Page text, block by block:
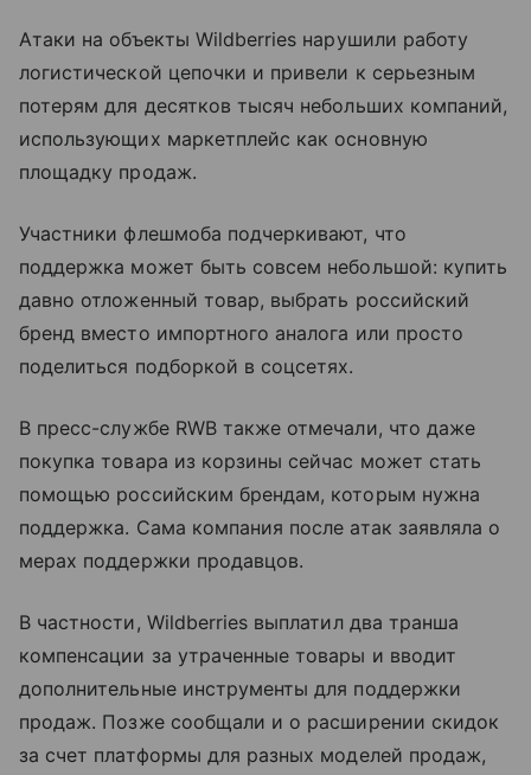
Атаки на объекты Wildberries нарушили работу
логистической цепочки и привели к серьезным
потерям для десятков тысяч небольших компаний,
использующих маркетплейс как основную
площадку продаж.
Участники флешмоба подчеркивают, что
поддержка может быть совсем небольшой: купить
давно отложенный товар, выбрать российский
бренд вместо импортного аналога или просто
поделиться подборкой в соцсетях.
В пресс-службе RWB также отмечали, что даже
покупка товара из корзины сейчас может стать
помощью российским брендам, которым нужна
поддержка. Сама компания после атак заявляла о
мерах поддержки продавцов.
В частности, Wildberries выплатил два транша
компенсации за утраченные товары и вводит
дополнительные инструменты для поддержки
продаж. Позже сообщали и о расширении скидок
за счет платформы для разных моделей продаж,